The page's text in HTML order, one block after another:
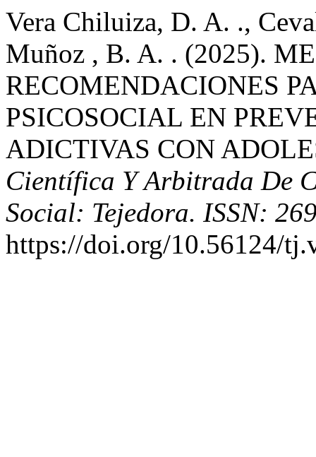
Vera Chiluiza, D. A. .,
Muñoz , B. A. . (2025).
RECOMENDACIONES
PSICOSOCIAL EN
ADICTIVAS CON
Científica Y Arbitrada De
Social: Tejedora. ISSN:
https://doi.org/10.56124/